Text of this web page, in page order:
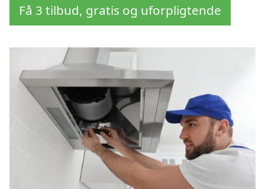
Få 3 tilbud, gratis og uforpligtende